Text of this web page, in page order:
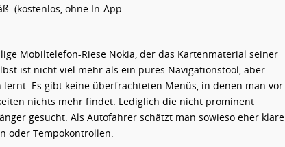
(kostenlos, ohne In-App-
Mobiltelefon-Riese Nokia, der das Kartenmaterial seiner
ist nicht viel mehr als ein pures Navigationstool, aber
lernt. Es gibt keine überfrachteten Menüs, in denen man vor
nichts mehr findet. Lediglich die nicht prominent
gesucht. Als Autofahrer schätzt man sowieso eher klare
oder Tempokontrollen.